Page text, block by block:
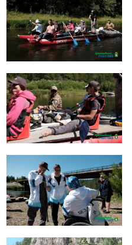
2a648b26-9168-4d70-8752-
54d3ead57441
6e1de5c8-80f5-46f7-9cf5-
82806f89c20f
8dd7f085-6a78-4d13-aa59-
f6743f071e65